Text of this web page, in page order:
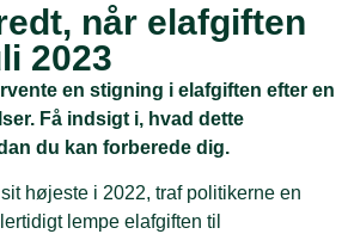
når elafgiften
2023
en stigning i elafgiften efter en
Få indsigt i, hvad dette
du kan forberede dig.
højeste i 2022, traf politikerne en
lempe elafgiften til